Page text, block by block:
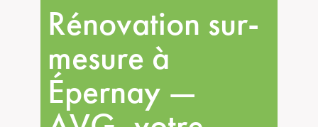
Rénovation sur-
mesure à
Épernay —